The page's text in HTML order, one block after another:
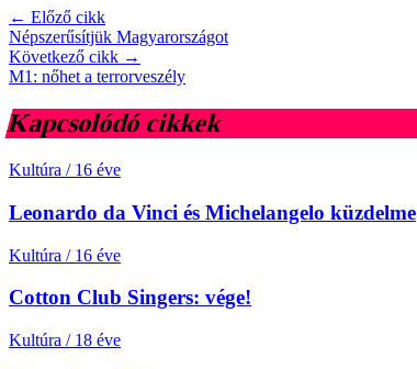
← Előző cikk
Népszerűsítjük Magyarországot
Következő cikk →
M1: nőhet a terrorveszély
Kapcsolódó cikkek
Kultúra / 16 éve
Leonardo da Vinci és Michelangelo küzdelme
Kultúra / 16 éve
Cotton Club Singers: vége!
Kultúra / 18 éve